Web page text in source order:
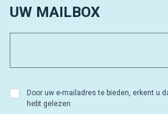
UW MAILBOX
Door uw e-mailadres te bieden, erkent u
hebt gelezen